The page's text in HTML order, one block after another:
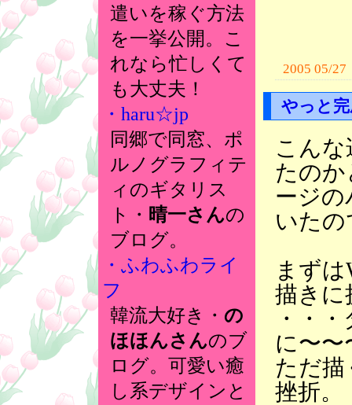
遣いを稼ぐ方法
を一挙公開。こ
れなら忙しくて
も大丈夫！
・haru☆jp
同郷で同窓、ポ
ルノグラフィテ
ィのギタリス
ト・ 晴一さんの
ブログ。
・ふわふわライ
フ
韓流大好き・ の
ほほんさんのブ
ログ。可愛い癒
し系デザインと
2005 05/27
やっと
こん
たの
ージ
いた
まず
描きに
・・
に〜〜
ただ
挫折。